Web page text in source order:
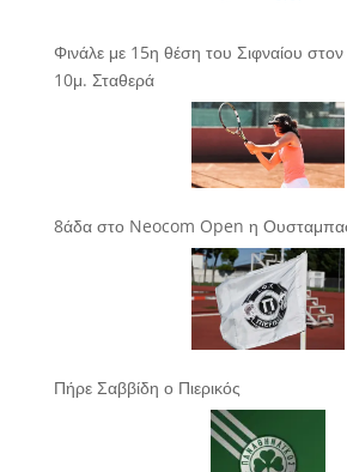
Φινάλε με 15η θέση του Σιφναίου
10μ. Σταθερά
8άδα στο Neocom Open η
Πήρε Σαββίδη ο Πιερικός